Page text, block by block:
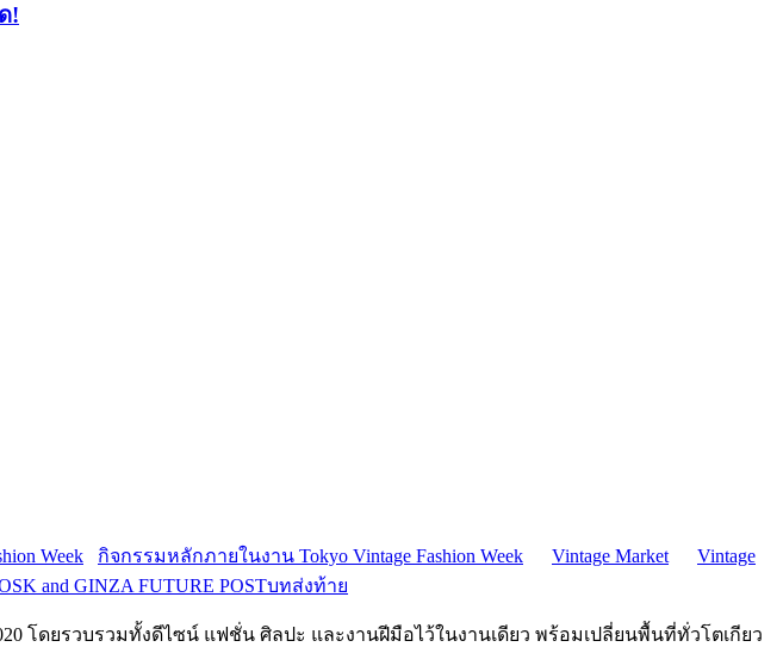
!
Week กิจกรรมหลักภายในงาน Tokyo Vintage Fashion Week Vintage Market
Vintage
and GINZA FUTURE POSTบทส่งท้าย
โดยรวบรวมทั้งดีไซน์ แฟชั่น ศิลปะ และงานฝีมือไว้ในงานเดียว พร้อมเปลี่ยนพื้นที่ทั่วโตเกียว